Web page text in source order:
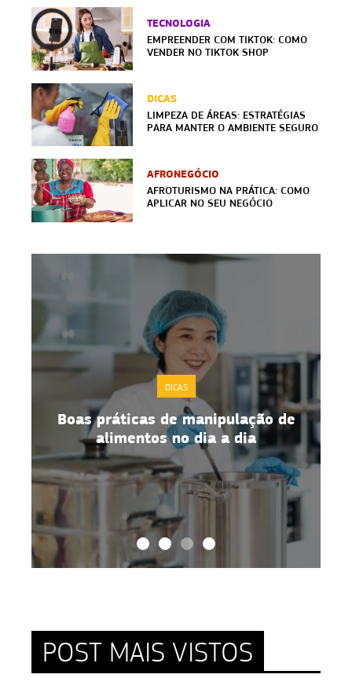
TECNOLOGIA
EMPREENDER COM TIKTOK: COMO
VENDER NO TIKTOK SHOP
DICAS
LIMPEZA DE ÁREAS: ESTRATÉGIAS
PARA MANTER O AMBIENTE SEGURO
AFRONEGÓCIO
AFROTURISMO NA PRÁTICA: COMO
APLICAR NO SEU NEGÓCIO
DICAS
Boas práticas de manipulação de
alimentos no dia a dia
POST MAIS VISTOS